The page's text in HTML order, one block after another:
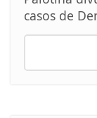
casos de